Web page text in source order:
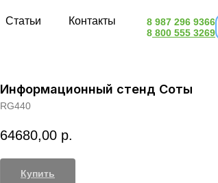
Статьи
Контакты
8 987 296 9366
8 800 555 3269
Информационный стенд Соты
RG440
64680,00 р.
Купить